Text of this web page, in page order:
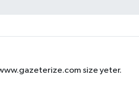
size yeter.